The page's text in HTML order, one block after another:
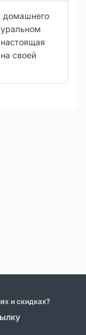
домашнего
своей
и скидках?